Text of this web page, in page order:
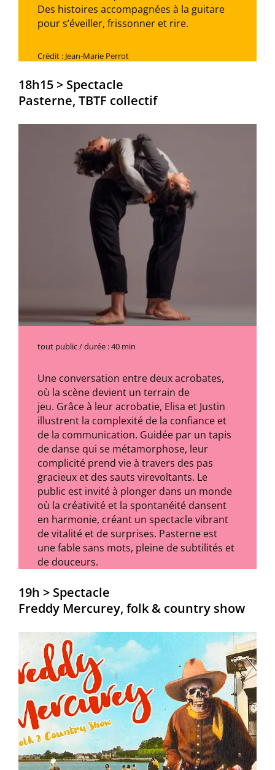
Des histoires accompagnées à la guitare
pour s’éveiller, frissonner et rire.
Crédit : Jean-Marie Perrot
18h15 > Spectacle
Pasterne, TBTF collectif
tout public / durée : 40 min
Une conversation entre deux acrobates,
où la scène devient un terrain de
jeu. Grâce à leur acrobatie, Elisa et Justin
illustrent la complexité de la confiance et
de la communication. Guidée par un tapis
de danse qui se métamorphose, leur
complicité prend vie à travers des pas
gracieux et des sauts virevoltants. Le
public est invité à plonger dans un monde
où la créativité et la spontanéité dansent
en harmonie, créant un spectacle vibrant
de vitalité et de surprises. Pasterne est
une fable sans mots, pleine de subtilités et
de douceurs.
19h > Spectacle
Freddy Mercurey, folk & country show